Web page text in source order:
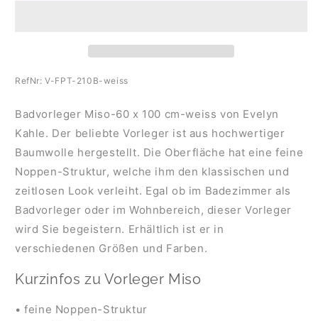
weiss
weiss
RefNr:V-FPT-210B-weiss
Badvorleger Miso-60 x 100 cm-weiss von Evelyn
Kahle. Der beliebte Vorleger ist aus hochwertiger
Baumwolle hergestellt. Die Oberfläche hat eine feine
Noppen-Struktur, welche ihm den klassischen und
zeitlosen Look verleiht. Egal ob im Badezimmer als
Badvorleger oder im Wohnbereich, dieser Vorleger
wird Sie begeistern. Erhältlich ist er in
verschiedenen Größen und Farben.
Kurzinfos zu Vorleger Miso
• feine Noppen-Struktur